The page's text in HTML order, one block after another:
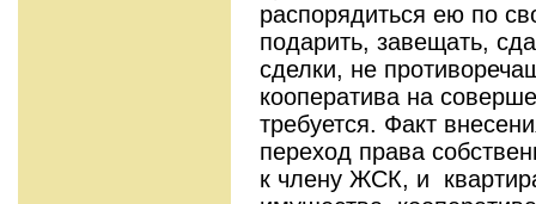
распорядиться ею по
подарить, завещать,
сделки, не
кооператива на
требуется. Факт
переход права
к члену ЖСК, и